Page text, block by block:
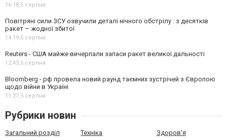
16:18,5 серпня
Повітряні сили ЗСУ озвучили деталі нічного обстрілу : з десятків
ракет – жодної збитої
14:19,5 серпня
Reuters - США майже вичерпали запаси ракет великої дальності
12:43,5 серпня
Bloomberg - рф провела новий раунд таємних зустрічей з Європою
щодо війни в Україні
11:27,5 серпня
Рубрики новин
Загальний розділ Техніка Здоров'я